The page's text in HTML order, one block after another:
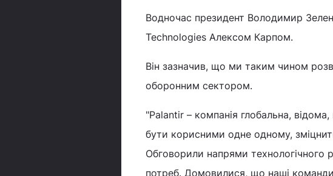
Водночас президент Володимир
Technologies Алексом Карпом.
Він зазначив, що ми таким чином
оборонним сектором.
"Palantir – компанія глобальна,
бути корисними одне одному,
Обговорили напрями технологічного
потреб. Домовилися, що наші команди